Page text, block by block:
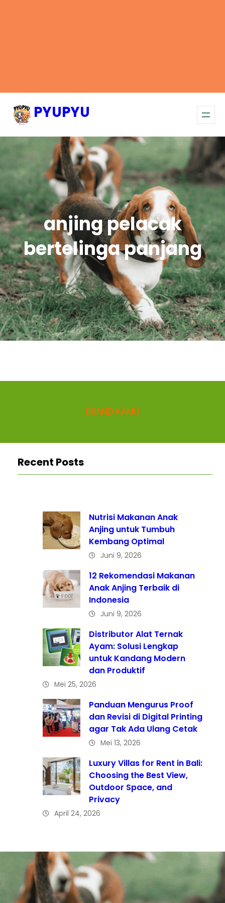
PYUPYU
anjing pelacak
bertelinga panjang
BRAND KAMU
Recent Posts
Nutrisi Makanan Anak
Anjing untuk Tumbuh
Kembang Optimal
Juni 9, 2026
12 Rekomendasi Makanan
Anak Anjing Terbaik di
Indonesia
Juni 9, 2026
Distributor Alat Ternak
Ayam: Solusi Lengkap
untuk Kandang Modern
dan Produktif
Mei 25, 2026
Panduan Mengurus Proof
dan Revisi di Digital Printing
agar Tak Ada Ulang Cetak
Mei 13, 2026
Luxury Villas for Rent in Bali:
Choosing the Best View,
Outdoor Space, and
Privacy
April 24, 2026